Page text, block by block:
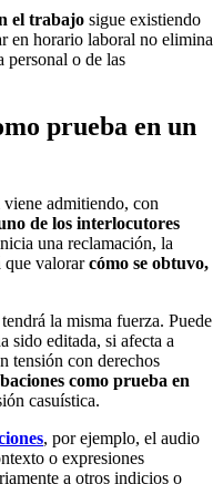
el trabajo sigue existiendo
en horario laboral no elimina
personal o de las
prueba en un
admitiendo, con
de los interlocutores
una reclamación, la
que valorarcómo se obtuvo,
la misma fuerza. Puede
sido editada, si afecta a
tensión con derechos
como prueba en
casuística.
, por ejemplo, el audio
o expresiones
a otros indicios o